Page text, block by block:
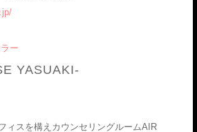
ー
YASUAKI-
ィスを構えカウンセリングルームAIR